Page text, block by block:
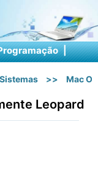
|
Sistemas >> Mac OS
Leopard